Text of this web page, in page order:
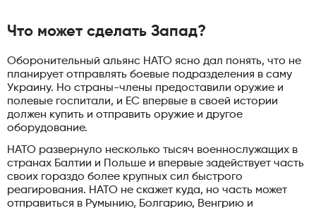
Что может сделать Запад?
Оборонительный альянс НАТО ясно дал понять, что не
планирует отправлять боевые подразделения в саму
Украину. Но страны-члены предоставили оружие и
полевые госпитали, и ЕС впервые в своей истории
должен купить и отправить оружие и другое
оборудование.
НАТО развернуло несколько тысяч военнослужащих в
странах Балтии и Польше и впервые задействует часть
своих гораздо более крупных сил быстрого
реагирования. НАТО не скажет куда, но часть может
отправиться в Румынию, Болгарию, Венгрию и